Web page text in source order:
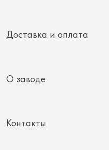
О заводе
Контакты
Полезная информация